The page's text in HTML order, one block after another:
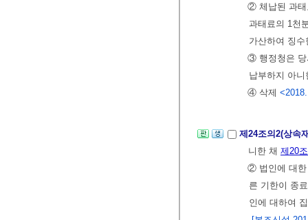
② 체납된 과태
과태료의 1천
가산하여 징
③ 행정청은
납부하지 아
④ 삭제
제24조의2(상속
니한 채 제20조
② 법인에 대한
른 기한이 종
인에 대하여